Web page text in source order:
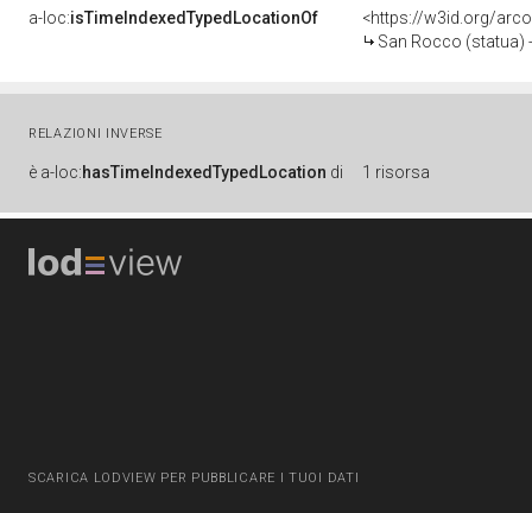
a-loc:isTimeIndexedTypedLocationOf
<https://w3id.org/
San Rocco (statua)
RELAZIONI INVERSE
è a-loc:hasTimeIndexedTypedLocation di 1 risorsa
SCARICA LODVIEW PER PUBBLICARE I TUOI DATI